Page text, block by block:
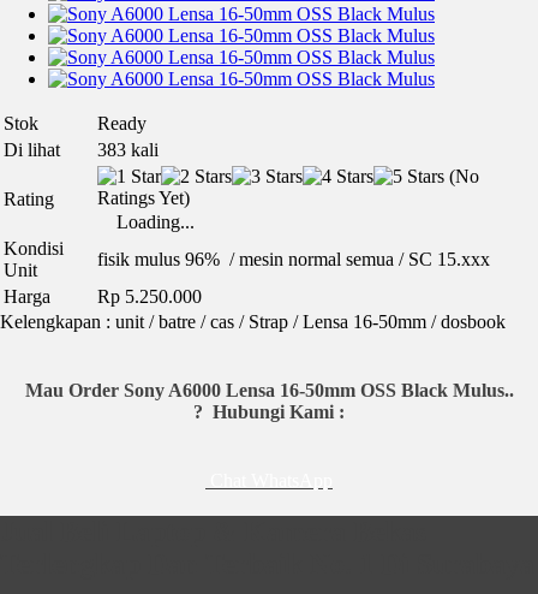
Stok
Ready
Di lihat
383 kali
Rating
(No
Ratings Yet)
Loading...
Kondisi
Unit
fisik mulus 96% / mesin normal semua / SC 15.xxx
Harga
Rp 5.250.000
Kelengkapan : unit / batre / cas / Strap / Lensa 16-50mm / dosbook
Mau Order Sony A6000 Lensa 16-50mm OSS Black Mulus..
? Hubungi Kami :
Sony A6000 Lensa 16-50mm OSS Black Mulus